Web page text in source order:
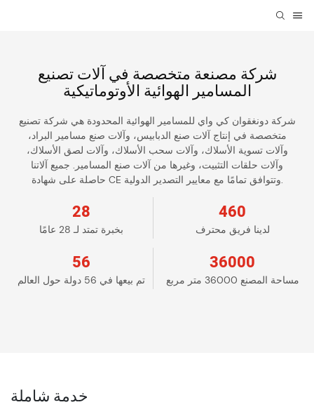
شركة مصنعة متخصصة في آلات تصنيع
المسامير الهوائية الأوتوماتيكية
شركة دونغقوان كي واي للمسامير الهوائية المحدودة هي شركة تصنيع
متخصصة في إنتاج آلات صنع الدبابيس، وآلات صنع مسامير البراد،
وآلات تسوية الأسلاك، وآلات سحب الأسلاك، وآلات لصق الأسلاك،
وآلات حلقات التثبيت، وغيرها من آلات صنع المسامير. جميع آلاتنا
حاصلة على شهادة CE وتتوافق تمامًا مع معايير التصدير الدولية.
28
بخبرة تمتد لـ 28 عامًا
460
لدينا فريق محترف
56
تم بيعها في 56 دولة حول العالم
36000
مساحة المصنع 36000 متر مربع
خدمة شاملة